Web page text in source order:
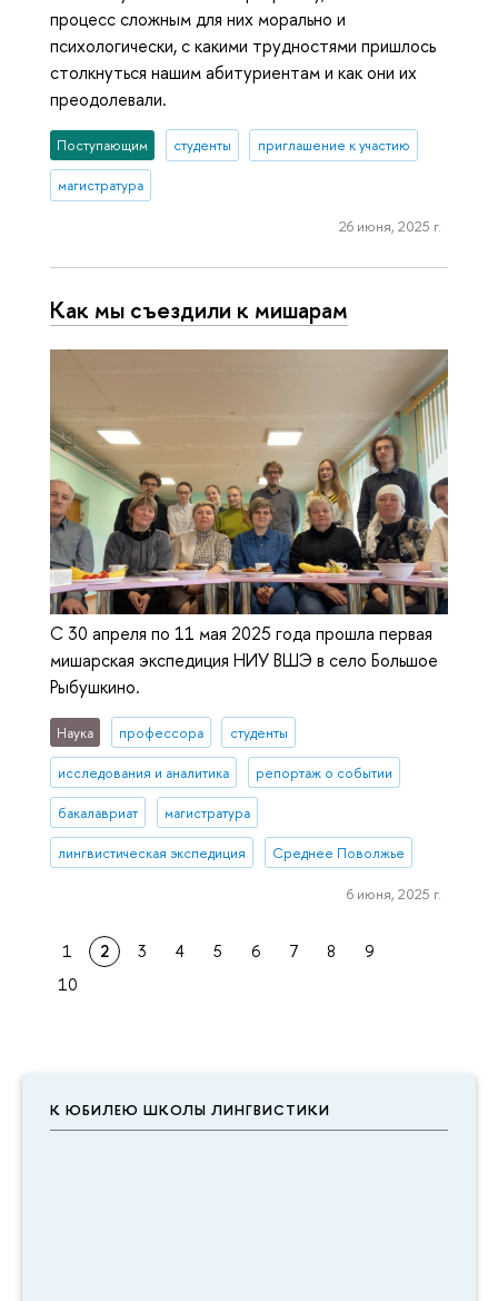
К ЮБИЛЕЮ ШКОЛЫ ЛИНГВИСТИКИ
процесс сложным для них морально и
психологически, с какими трудностями пришлось
столкнуться нашим абитуриентам и как они их
преодолевали.
Поступающим студенты приглашение к участию
магистратура
26 июня, 2025 г.
Как мы съездили к мишарам
С 30 апреля по 11 мая 2025 года прошла первая
мишарская экспедиция НИУ ВШЭ в село Большое
Рыбушкино.
Наука профессора студенты
исследования и аналитика репортаж о событии
бакалавриат магистратура
лингвистическая экспедиция Среднее Поволжье
6 июня, 2025 г.
1 2 3 4 5 6 7 8
9
10